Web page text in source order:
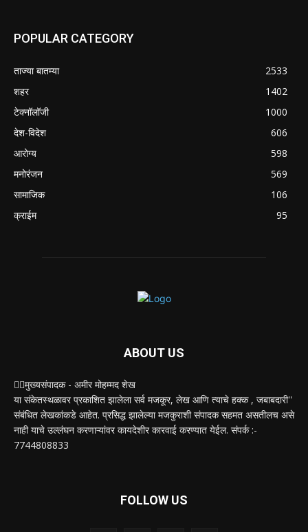
POPULAR CATEGORY
ताज्या बातम्या
2533
शहर
1402
टेक्नॉलॉजी
1000
देश-विदेश
606
आरोग्य
598
मनोरंजन
569
सामाजिक
106
क्राईम
95
ABOUT US
✍🏻मुख्यसंपादक - अमीर मोहम्मद शेख
या संकेतस्थळावर प्रकाशित झालेला सर्व मजकूर, लेख आणि त्याचे हक्क , जबाबदारी''
संबंधित लेखकांकडे आहेत. प्रसिद्ध झालेल्या मजकुराशी संपादक सहमत असतीलच असे
नाही याचे उल्लंघन करणाऱ्यांवर कायदेशीर कारवाई करण्यात येईल. संपर्क :-
7744808833
FOLLOW US